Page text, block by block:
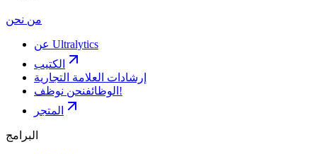
من نحن
عن Ultralytics
الكتيب
إرشادات العلامة التجارية
الوظائف نحن نوظف!
المتجر
البرامج